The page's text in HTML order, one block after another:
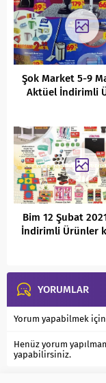
Şok Market 5-9
Aktüel İndirimli
Bim 12 Şubat
İndirimli Ürünler
YORUMLAR
Yorum yapabilmek için
Henüz yorum
yapabilirsiniz.